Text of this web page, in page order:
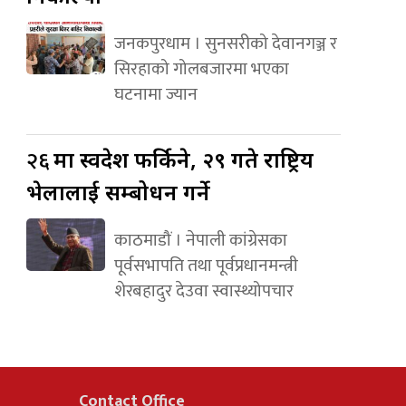
जनकपुरधाम । सुनसरीको देवानगञ्ज र
सिरहाको गोलबजारमा भएका
घटनामा ज्यान
२६मा स्वदेश फर्किने, २९ गते राष्ट्रिय
भेलालाई सम्बोधन गर्ने
काठमाडौं । नेपाली कांग्रेसका
पूर्वसभापति तथा पूर्वप्रधानमन्त्री
शेरबहादुर देउवा स्वास्थ्योपचार